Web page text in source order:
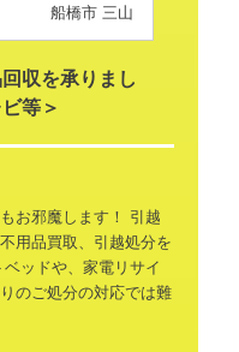
船橋市 三山
収を承りまし
等＞
お邪魔します！
引越
用品買取、引越処分を
ッドや、家電リサイ
のご処分の対応では難